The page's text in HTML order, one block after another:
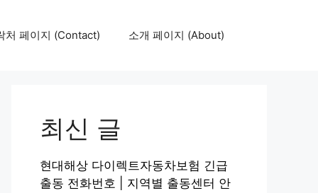
처 페이지 (Contact) 소개 페이지 (About)
최신 글
현대해상 다이렉트자동차보험 긴급
출동 전화번호 | 지역별 출동센터 안